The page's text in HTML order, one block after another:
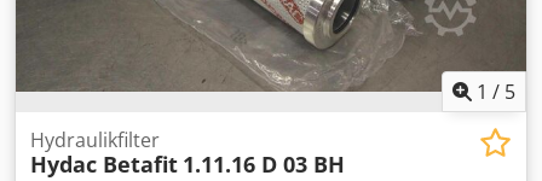
1 / 5
Hydraulikfilter
Hydac Betafit 1.11.16 D 03 BH